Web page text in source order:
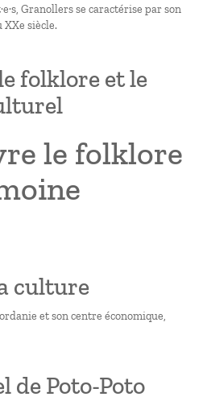
Granollers se caractérise par son
siècle.
folklore et le
le folklore
culture
et son centre économique,
de Poto-Poto